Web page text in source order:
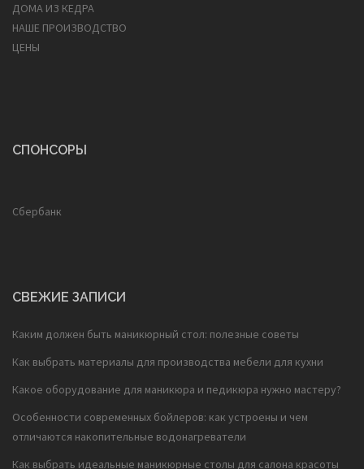
ДОМА ИЗ КЕДРА
НАШЕ ПРОИЗВОДСТВО
ЦЕНЫ
СПОНСОРЫ
Сбербанк
СВЕЖИЕ ЗАПИСИ
Каким должен быть маникюрный стол: полезные советы
Как выбрать материалы для производства мебели для кухни
Какое оборудование для маникюра и педикюра нужно мастеру?
Особенности современных бойлеров: как устроены и чем
отличаются накопительные водонагреватели
Как выбрать идеальные маникюрные столы для салона красоты